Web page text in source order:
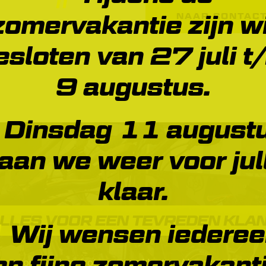
NAAR
VOOR EEN TEVREDEN
op ons werk en trots op onze klanten. Als erkend 5-
zijn
van 27 juli
9 augustus.
Dinsdag 11
we weer voor
klaar.
Wij wensen